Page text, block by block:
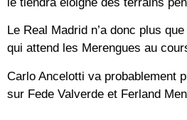
Le Real Madrid n’a donc plus
qui attend les Merengues au
Carlo Ancelotti va probablement
sur Fede Valverde et Ferland